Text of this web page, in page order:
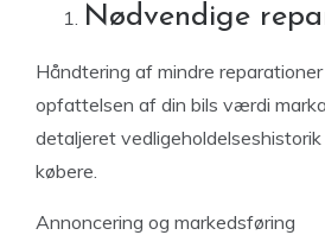
Nødvendige
Håndtering af mindre
opfattelsen af ​​din bils værdi
detaljeret
købere.
Annoncering og markedsføring